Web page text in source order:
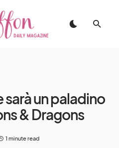
sarà un paladino
& Dragons
1 minute read